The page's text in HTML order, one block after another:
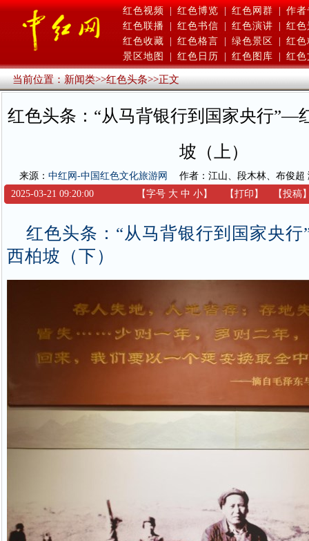
红色视频 | 红色博览 | 红色网群 | 作者
红色联播
红色书信 红色演讲
红色
红色收藏
红色格言 绿色景区
红色
景区地图
红色日历 红色图库 红色
当前位置：新闻类>>红色头条>>正文
红色头条：“从马背银行到国家央行”—
坡（上）
来源： 中红网-中国红色文化旅游网 作者：江山、段木林、布俊超
2025-03-21 09:20:00
【字号 大 中 小】 【打印 】 【投稿
红色头条：“从马背银行到国家央
西柏坡（下）